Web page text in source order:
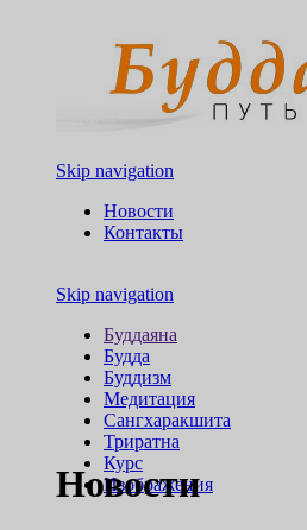
Skip navigation
Новости
Контакты
Skip navigation
Буддаяна
Будда
Буддизм
Медитация
Сангхаракшита
Триратна
Курс
Изображения
Новости